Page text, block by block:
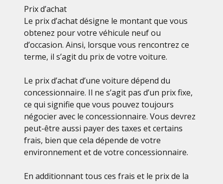
Prix d’achat
Le prix d’achat désigne le montant que vous
obtenez pour votre véhicule neuf ou
d’occasion. Ainsi, lorsque vous rencontrez ce
terme, il s’agit du prix de votre voiture.
Le prix d’achat d’une voiture dépend du
concessionnaire. Il ne s’agit pas d’un prix fixe,
ce qui signifie que vous pouvez toujours
négocier avec le concessionnaire. Vous devrez
peut-être aussi payer des taxes et certains
frais, bien que cela dépende de votre
environnement et de votre concessionnaire.
En additionnant tous ces frais et le prix de la